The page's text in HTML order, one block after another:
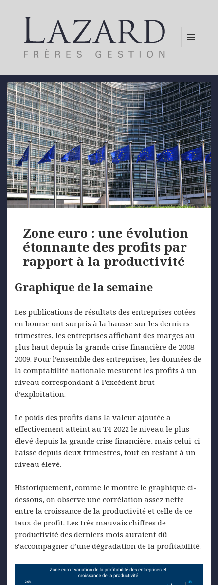
Zone euro : une évolution
étonnante des profits par
rapport à la productivité
Graphique de la semaine
Les publications de résultats des entreprises cotées
en bourse ont surpris à la hausse sur les derniers
trimestres, les entreprises affichant des marges au
plus haut depuis la grande crise financière de 2008-
2009. Pour l’ensemble des entreprises, les données de
la comptabilité nationale mesurent les profits à un
niveau correspondant à l’excédent brut
d’exploitation.
Le poids des profits dans la valeur ajoutée a
effectivement atteint au T4 2022 le niveau le plus
élevé depuis la grande crise financière, mais celui-ci
baisse depuis deux trimestres, tout en restant à un
niveau élevé.
Historiquement, comme le montre le graphique ci-
dessous, on observe une corrélation assez nette
entre la croissance de la productivité et celle de ce
taux de profit. Les très mauvais chiffres de
productivité des derniers mois auraient dû
s’accompagner d’une dégradation de la profitabilité.